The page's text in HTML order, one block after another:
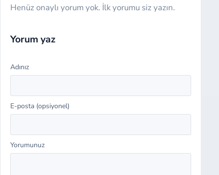
Henüz onaylı yorum yok. İlk yorumu siz yazın.
Yorum yaz
Adınız
E-posta (opsiyonel)
Yorumunuz